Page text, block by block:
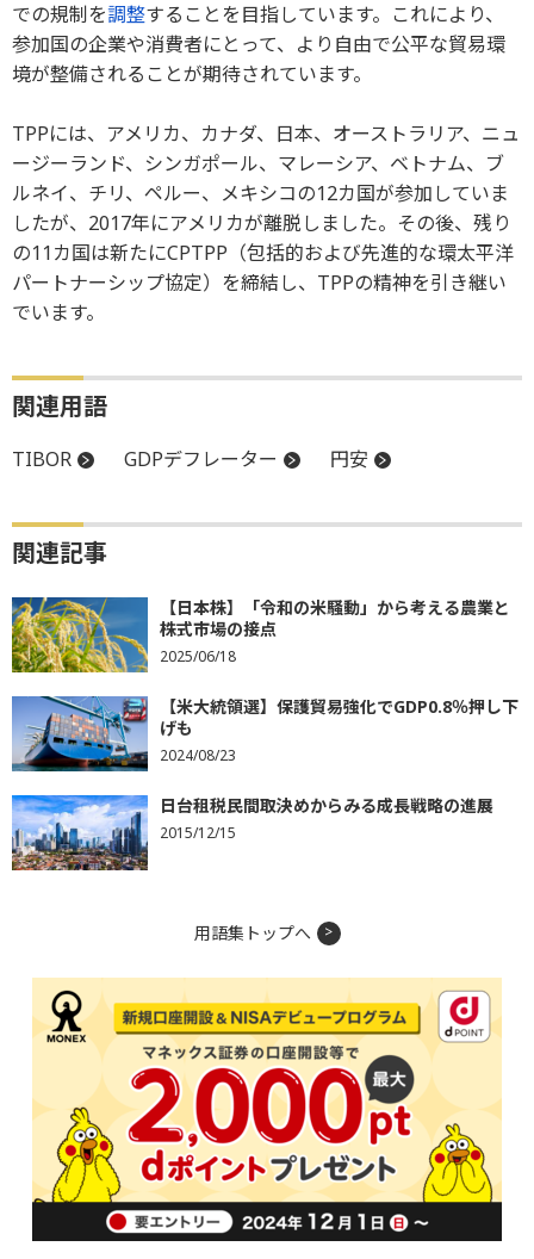
での規制を調整することを目指しています。これにより、
参加国の企業や消費者にとって、より自由で公平な貿易環
境が整備されることが期待されています。
TPPには、アメリカ、カナダ、日本、オーストラリア、ニュ
ージーランド、シンガポール、マレーシア、ベトナム、ブ
ルネイ、チリ、ペルー、メキシコの12カ国が参加していま
したが、2017年にアメリカが離脱しました。その後、残り
の11カ国は新たにCPTPP（包括的および先進的な環太平洋
パートナーシップ協定）を締結し、TPPの精神を引き継い
でいます。
関連用語
TIBOR GDPデフレーター 円安
関連記事
【日本株】「令和の米騒動」から考える農業と
株式市場の接点
2025/06/18
【米大統領選】保護貿易強化でGDP0.8％押し下
げも
2024/08/23
日台租税民間取決めからみる成長戦略の進展
2015/12/15
用語集トップへ